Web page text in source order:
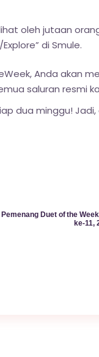
oleh jutaan
di Smule.
Anda akan
saluran resmi
dua minggu!
Pemenang Duet of the
ke-11,